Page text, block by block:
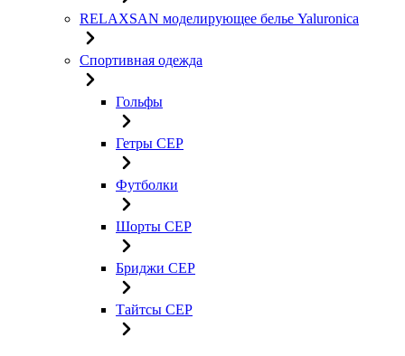
RELAXSAN моделирующее белье Yaluroniсa
Спортивная одежда
Гольфы
Гетры CEP
Футболки
Шорты CEP
Бриджи CEP
Тайтсы CEP